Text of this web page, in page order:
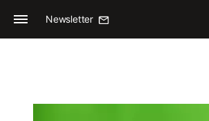
Newsletter